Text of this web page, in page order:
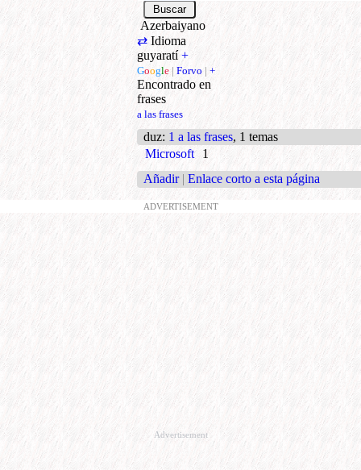
Azerbaiyano
⇄ Idioma
guyaratí+
Google | Forvo | +
Encontrado en
frases
a las frases
duz: 1 a las frases, 1 temas
Microsoft
1
Añadir | Enlace corto a esta página
ADVERTISEMENT
Advertisement